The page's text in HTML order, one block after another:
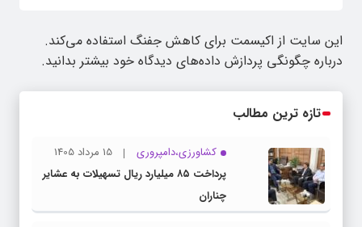
این سایت از اکیسمت برای کاهش جفنگ استفاده می‌کند.
درباره چگونگی پردازش داده‌های دیدگاه خود بیشتر بدانید.
تازه ترین مطالب
کشاورزی،دامپروری
15 مرداد 1405
پرداخت ۸۵ میلیارد ریال تسهیلات به عشایر
چناران